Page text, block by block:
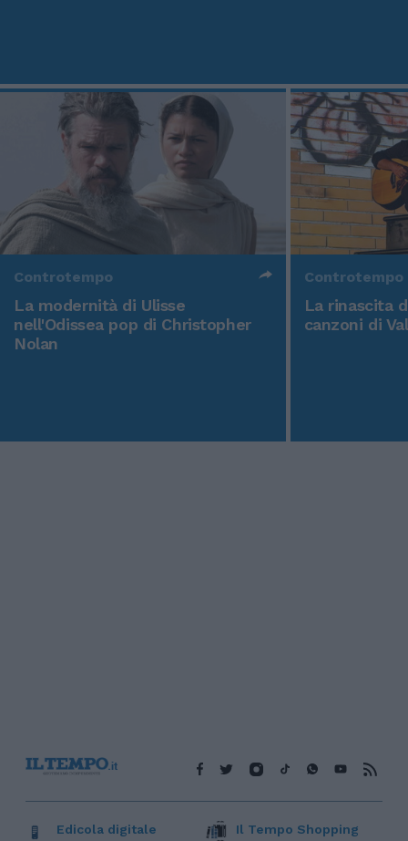
Controtempo
La modernità di Ulisse
nell'Odissea pop di Christopher
Nolan
Controtempo
La rinascita
canzoni di
Edicola digitale Il Tempo Shopping